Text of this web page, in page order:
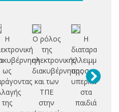
Η
ως
της
Ο ρόλος
της
ηλεκτρονικής
διακυβέρνησης
και των
ΤΠΕ
στην
Η
διαταραχή
ελλειμματικής
προσοχής:
στα
παιδιά